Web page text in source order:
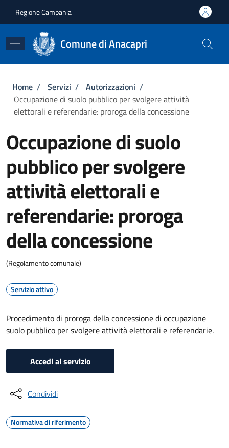
Regione Campania
Comune di Anacapri
Briciole di pane
Home / Servizi / Autorizzazioni /
Occupazione di suolo pubblico per svolgere attività
elettorali e referendarie: proroga della concessione
Occupazione di suolo
pubblico per svolgere
attività elettorali e
referendarie: proroga
della concessione
(Regolamento comunale)
Servizio attivo
Procedimento di proroga della concessione di occupazione
suolo pubblico per svolgere attività elettorali e referendarie.
Accedi al servizio
Condividi
Normativa di riferimento